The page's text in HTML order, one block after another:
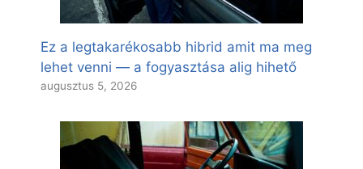
Ez a legtakarékosabb hibrid amit ma meg
lehet venni — a fogyasztása alig hihető
augusztus 5, 2026